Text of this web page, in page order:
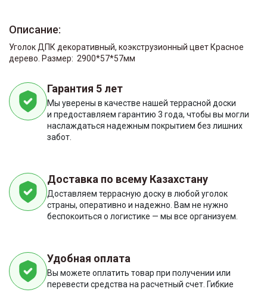
Описание:
Уголок ДПК декоративный, коэкструзионный цвет Красное
дерево. Размер: 2900*57*57мм
Гарантия 5 лет
Мы уверены в качестве нашей террасной доски
и предоставляем гарантию 3 года, чтобы вы могли
наслаждаться надежным покрытием без лишних
забот.
Доставка по всему Казахстану
Доставляем террасную доску в любой уголок
страны, оперативно и надежно. Вам не нужно
беспокоиться о логистике — мы все организуем.
Удобная оплата
Вы можете оплатить товар при получении или
перевести средства на расчетный счет. Гибкие